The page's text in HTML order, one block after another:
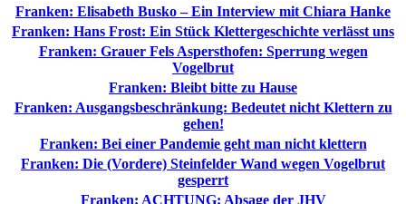
Franken: Elisabeth Busko – Ein Interview mit Chiara Hanke
Franken: Hans Frost: Ein Stück Klettergeschichte verlässt uns
Franken: Grauer Fels Aspersthofen: Sperrung wegen
Vogelbrut
Franken: Bleibt bitte zu Hause
Franken: Ausgangsbeschränkung: Bedeutet nicht Klettern zu
gehen!
Franken: Bei einer Pandemie geht man nicht klettern
Franken: Die (Vordere) Steinfelder Wand wegen Vogelbrut
gesperrt
Franken: ACHTUNG: Absage der JHV